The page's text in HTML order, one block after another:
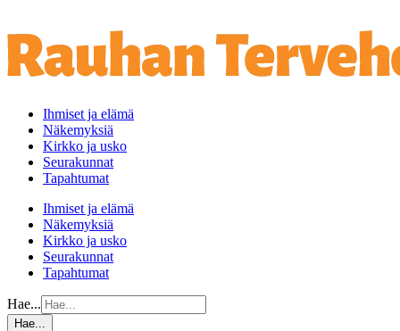
Ihmiset ja elämä
Näkemyksiä
Kirkko ja usko
Seurakunnat
Tapahtumat
Ihmiset ja elämä
Näkemyksiä
Kirkko ja usko
Seurakunnat
Tapahtumat
Hae...
Hae...